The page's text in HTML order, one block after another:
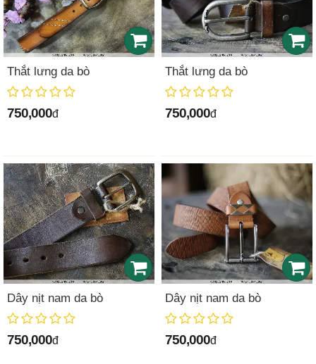
Thắt lưng da bò
750,000đ
Thắt lưng da bò
750,000đ
Dây nịt nam da bò
750,000đ
Dây nịt nam da bò
750,000đ